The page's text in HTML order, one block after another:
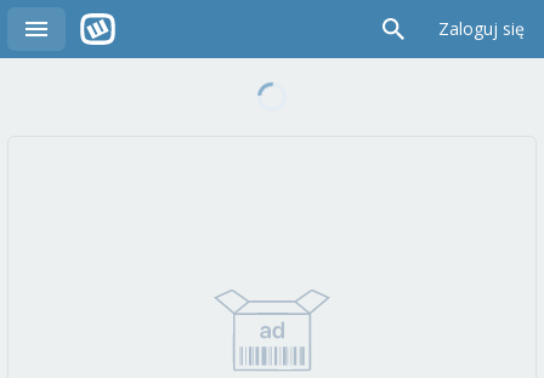
Zaloguj się